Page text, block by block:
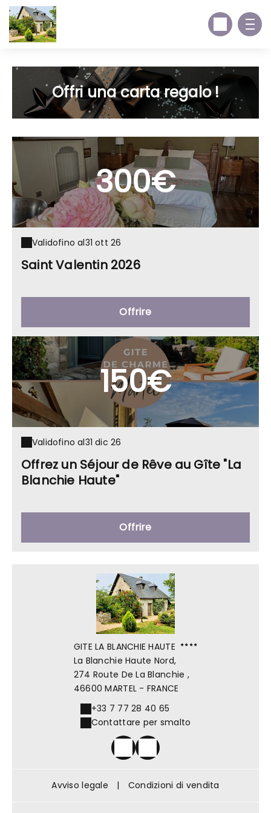
Offri una carta regalo !
300€
Validofino al31 ott 26
Saint Valentin 2026
Offrire
150€
Validofino al31 dic 26
Offrez un Séjour de Rêve au Gîte "La
Blanchie Haute"
Offrire
GITE LA BLANCHIE HAUTE
La Blanchie Haute Nord,
274 Route De La Blanchie ,
46600 MARTEL - FRANCE
+33 7 77 28 40 65
Contattare per smalto
Avviso legale | Condizioni di vendita